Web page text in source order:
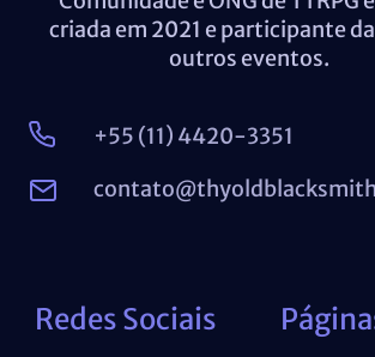
criada em 2021 e participante da
outros eventos.
+55 (11) 4420-3351
Redes Sociais